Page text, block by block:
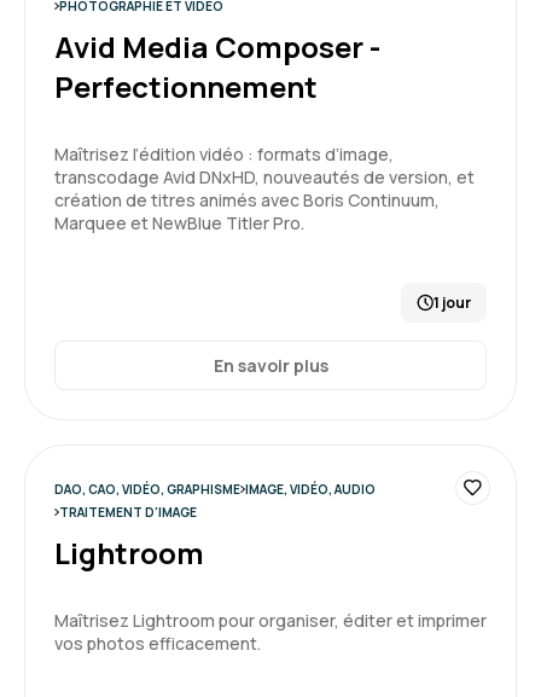
PHOTOGRAPHIE ET VIDÉO
Avid Media Composer -
Perfectionnement
Maîtrisez l’édition vidéo : formats d’image,
transcodage Avid DNxHD, nouveautés de version, et
création de titres animés avec Boris Continuum,
Marquee et NewBlue Titler Pro.
1 jour
En savoir plus
DAO, CAO, VIDÉO, GRAPHISME IMAGE, VIDÉO, AUDIO
TRAITEMENT D'IMAGE
Lightroom
Maîtrisez Lightroom pour organiser, éditer et imprimer
vos photos efficacement.